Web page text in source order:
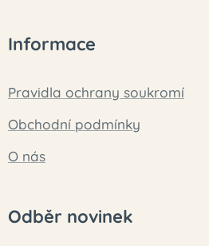
Informace
Pravidla ochrany soukromí
Obchodní podmínky
O nás
Odběr novinek